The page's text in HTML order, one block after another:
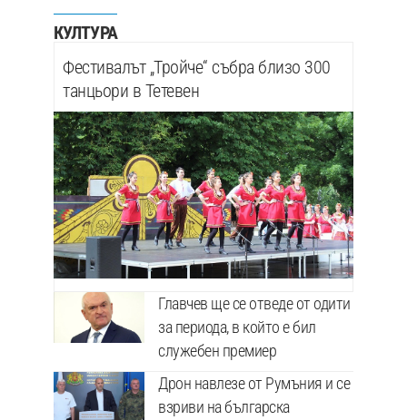
КУЛТУРА
Фестивалът „Тройче“ събра близо 300
танцьори в Тетевен
Главчев ще се отведе от одити
за периода, в който е бил
служебен премиер
Дрон навлезе от Румъния и се
взриви на българска